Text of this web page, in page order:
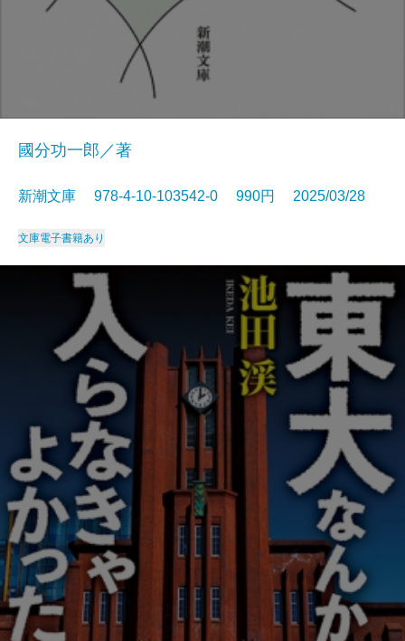
國分功一郎／著
新潮文庫 978-4-10-103542-0 990円 2025/03/28
文庫電子書籍あり